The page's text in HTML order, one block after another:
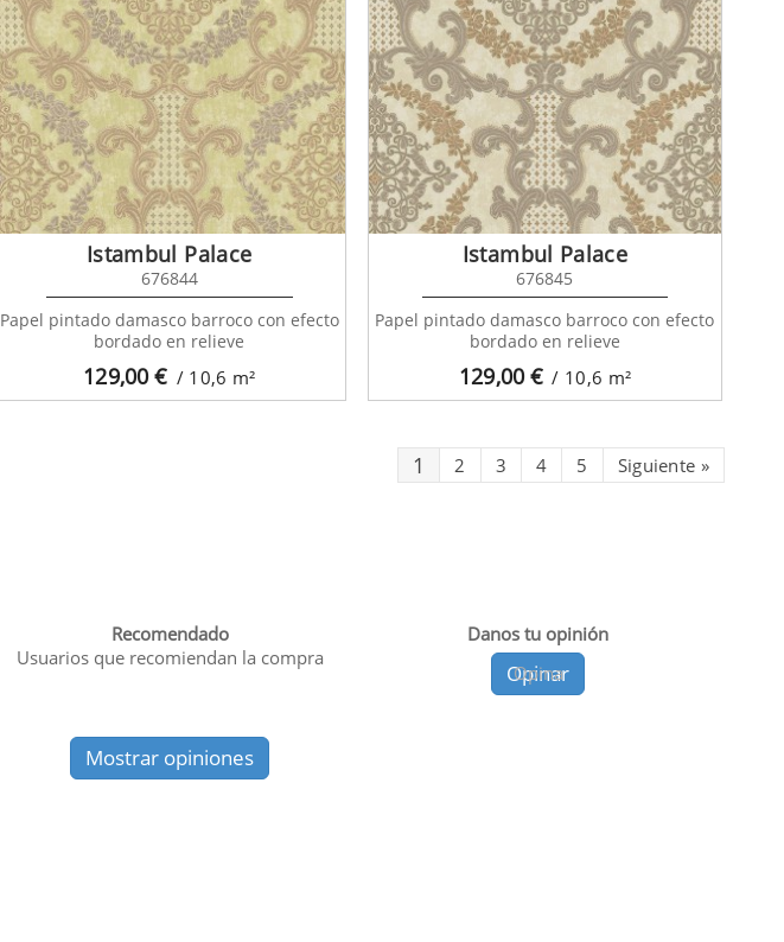
129,00€ / 10,6 m²
Istambul Palace
676844
Papel pintado damasco barroco con efecto
bordado en relieve
129,00€ / 10,6 m²
Istambul Palace
676845
Papel pintado damasco barroco con efecto
bordado en relieve
1 2 3 4 5 Siguiente »
Recomendado
Usuarios que recomiendan la compra
Opina
Danos tu opinión
Opinar
Mostrar opiniones